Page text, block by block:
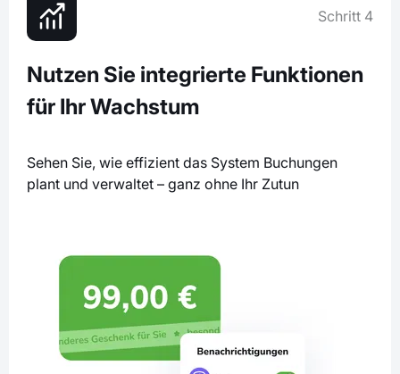
Schritt 4
Nutzen Sie integrierte Funktionen
für Ihr Wachstum
Sehen Sie, wie effizient das System Buchungen
plant und verwaltet – ganz ohne Ihr Zutun